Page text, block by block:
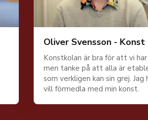
Oliver Svensson - Konst
Konstkolan är bra för att vi
men tanke på att alla är
som verkligen kan sin grej.
vill förmedla med min konst.